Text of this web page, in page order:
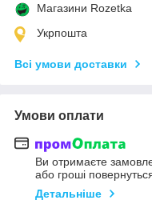
Магазини Rozetka
Укрпошта
Всі умови доставки
Умови оплати
Ви отримаєте
або гроші
Детальніше